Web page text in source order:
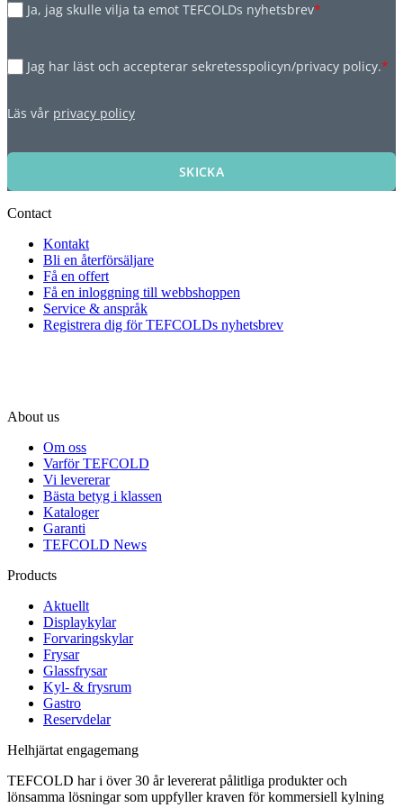
Ja, jag skulle vilja ta emot TEFCOLDs nyhetsbrev*
Jag har läst och accepterar sekretesspolicyn/privacy policy.*
Läs vår privacy policy
SKICKA
Contact
Kontakt
Bli en återförsäljare
Få en offert
Få en inloggning till webbshoppen
Service & anspråk
Registrera dig för TEFCOLDs nyhetsbrev
About us
Om oss
Varför TEFCOLD
Vi levererar
Bästa betyg i klassen
Kataloger
Garanti
TEFCOLD News
Products
Aktuellt
Displaykylar
Forvaringskylar
Frysar
Glassfrysar
Kyl- & frysrum
Gastro
Reservdelar
Helhjärtat engagemang
TEFCOLD har i över 30 år levererat pålitliga produkter och
lönsamma lösningar som uppfyller kraven för kommersiell kylning